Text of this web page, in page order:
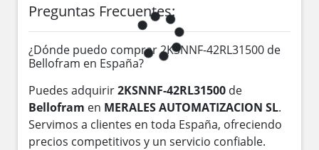
Preguntas Frecuentes:
¿Dónde puedo comprar 2KSNNF-42RL31500 de
Bellofram en España?
Puedes adquirir2KSNNF-42RL31500 de
Bellofram en MERALES AUTOMATIZACION SL.
Servimos a clientes en toda España, ofreciendo
precios competitivos y un servicio confiable.